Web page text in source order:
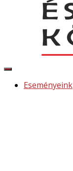
Navigáció
Eseményeink